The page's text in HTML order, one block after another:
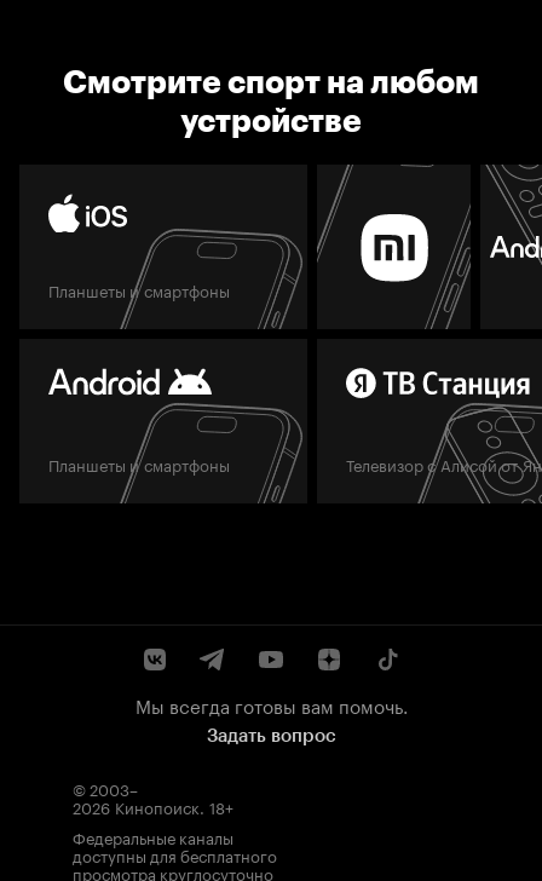
Смотрите спорт на любом
устройстве
Планшеты и смартфоны
Планшеты и смартфоны Телевизор с Алисой от
Мы всегда готовы вам помочь.
Задать вопрос
© 2003–
2026 Кинопоиск. 18+
Федеральные каналы
доступны для бесплатного
просмотра круглосуточно